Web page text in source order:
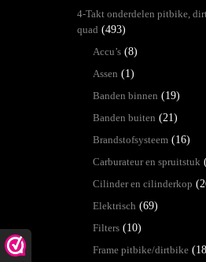
4-Takt onderdelen pitbike,
quad (493)
Accu’s (8)
Assen (1)
Banden binnen (19)
Banden buiten (21)
Brandstofsysteem (16)
Carburateur en spruitstuk
Cilinder en cilinderkop
Elektrisch (69)
Filters (10)
Frame pitbike/dirtbike